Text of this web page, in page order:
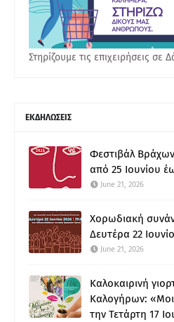
Στηρίζουμε τις επιχειρήσεις σε
ΕΚΔΗΛΩΣΕΙΣ
Φεστιβάλ
από 25 Ιουνίου
June 21, 2026
Χορωδιακή
Δευτέρα 22
June 21, 2026
Καλοκαιρινή
Καλογήρων:
την Τετάρτη 17